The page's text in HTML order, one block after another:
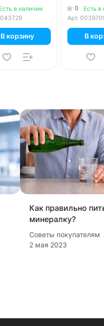
пэт, 12
уп.
Есть в наличии
В корзину
шт. в уп.
0
Есть в
Арт.
В
Как правильно
минералку?
Советы покупателям
2 мая 2023